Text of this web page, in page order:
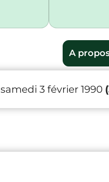
A
samedi 3 février 1990